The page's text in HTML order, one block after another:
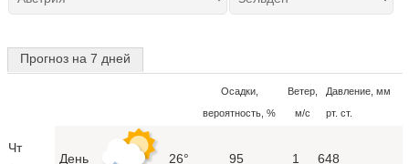
Прогноз на 7 дней
Осадки,
вероятность, %
Ветер,
м/с
Давление, мм
рт. ст.
Чт
День 26° 95 1 648